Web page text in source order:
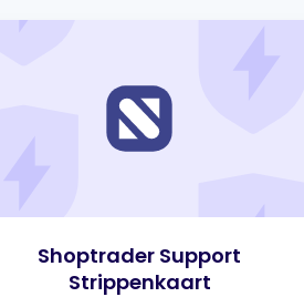
Shoptrader Support
Strippenkaart